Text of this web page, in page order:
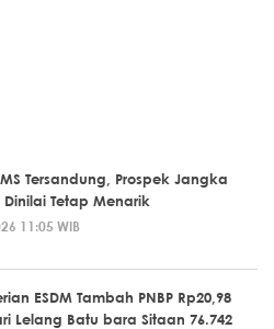
Tersandung, Prospek Jangka
Dinilai Tetap Menarik
11:05 WIB
ESDM Tambah PNBP Rp20,98
Lelang Batu bara Sitaan 76.742